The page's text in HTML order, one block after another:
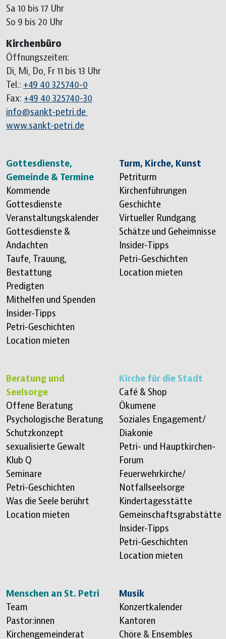
Sa 10 bis 17 Uhr
So 9 bis 20 Uhr
Kirchenbüro
Öffnungszeiten:
Di, Mi, Do, Fr 11 bis 13 Uhr
Tel.: +49 40 325740-0
Fax: +49 40 325740-30
info@sankt-petri.de
www.sankt-petri.de
Sitemap überspringen
Gottesdienste,
Gemeinde & Termine
Kommende
Gottesdienste
Veranstaltungskalender
Gottesdienste &
Andachten
Taufe, Trauung,
Bestattung
Predigten
Mithelfen und Spenden
Insider-Tipps
Petri-Geschichten
Location mieten
Turm, Kirche, Kunst
Petriturm
Kirchenführungen
Geschichte
Virtueller Rundgang
Schätze und Geheimnisse
Insider-Tipps
Petri-Geschichten
Location mieten
Beratung und
Seelsorge
Offene Beratung
Psychologische Beratung
Schutzkonzept
sexualisierte Gewalt
Klub Q
Seminare
Petri-Geschichten
Was die Seele berührt
Location mieten
Kirche für die Stadt
Café & Shop
Ökumene
Soziales Engagement/
Diakonie
Petri- und Hauptkirchen-
Forum
Feuerwehrkirche/
Notfallseelsorge
Kindertagesstätte
Gemeinschaftsgrabstätte
Insider-Tipps
Petri-Geschichten
Location mieten
Menschen an St. Petri
Team
Pastor:innen
Kirchengemeinderat
Musik
Konzertkalender
Kantoren
Chöre & Ensembles